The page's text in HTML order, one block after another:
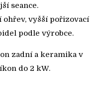
seance.
ohřev, vyšší pořizovací
podle výrobce.
zadní a keramika v
do 2 kW.